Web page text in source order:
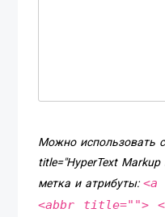
Можно использовать
title="HyperText
метка и атрибуты:
<abbr title="">